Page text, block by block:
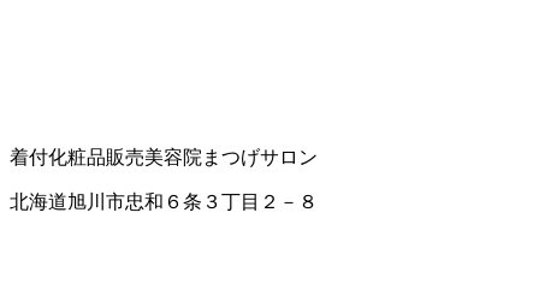
着付化粧品販売美容院 まつげサロン
北海道旭川市忠和６条３丁目２－８